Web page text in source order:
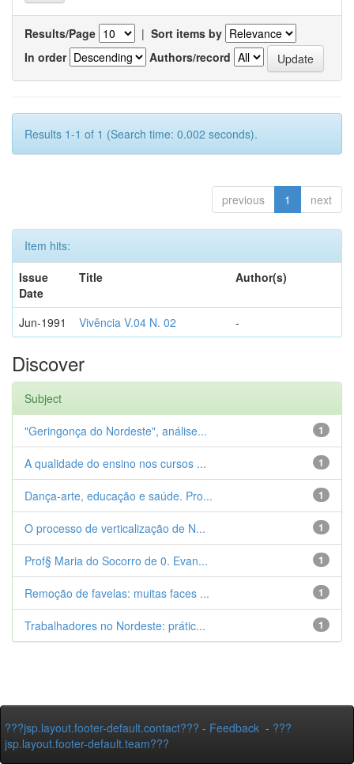
Results/Page | Sort items by
In order
Authors/record
Results 1-1 of 1 (Search time: 0.002 seconds).
previous 1 next
Item hits:
Issue
Date
Title Author(s)
Jun-1991 Vivência V.04 N. 02 -
Discover
Subject
1
"Geringonça do Nordeste", análise...
1
A qualidade do ensino nos cursos ...
1
Dança-arte, educação e saúde. Pro...
1
O processo de verticalização de N...
1
Prof§ Maria do Socorro de 0. Evan...
1
Remoção de favelas: muitas faces ...
1
Trabalhadores no Nordeste: prátic...
???jsp.layout.footer-default.contact??? - Feedback - ???
jsp.layout.footer-default.team???